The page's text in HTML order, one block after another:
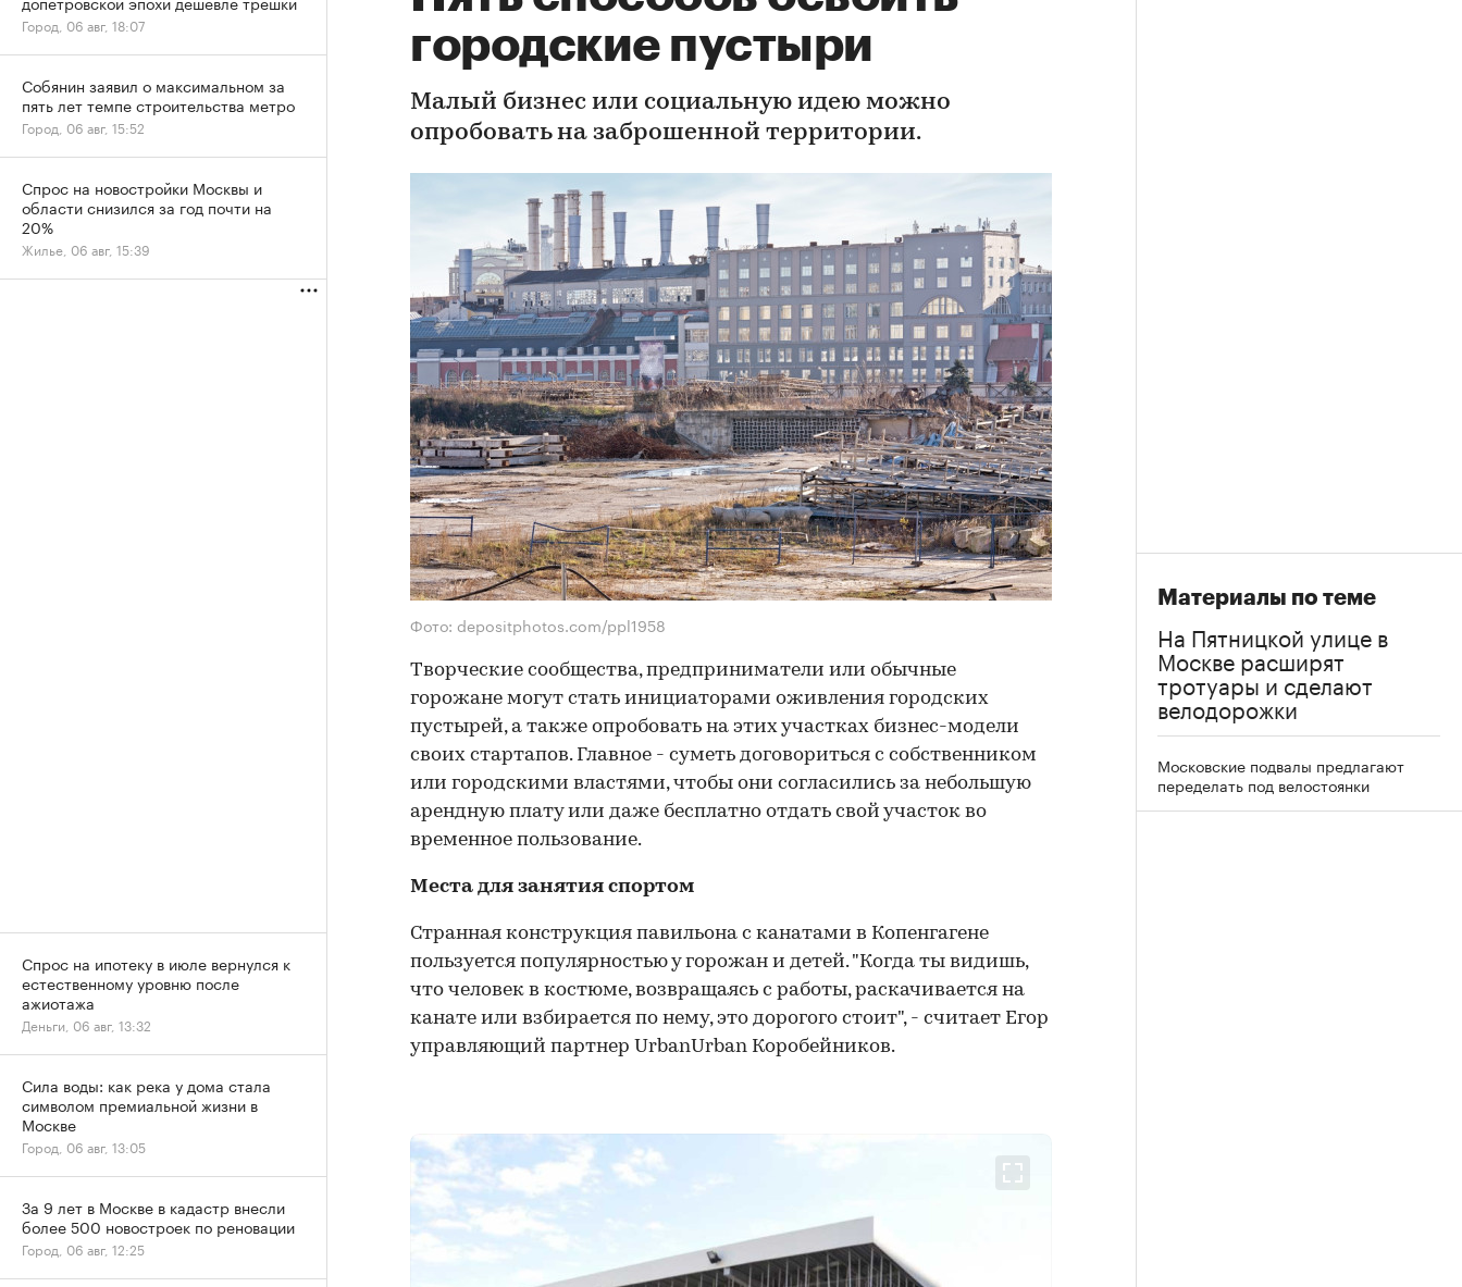
городские пустыри
Малый бизнес или социальную идею можно
опробовать на заброшенной территории.
Фото: depositphotos.com/ppl1958
Творческие сообщества, предприниматели или обычные
горожане могут стать инициаторами оживления городских
пустырей, а также опробовать на этих участках бизнес-модели
своих стартапов. Главное - суметь договориться с собственником
или городскими властями, чтобы они согласились за небольшую
арендную плату или даже бесплатно отдать свой участок во
временное пользование.
Места для занятия спортом
Странная конструкция павильона с канатами в Копенгагене
пользуется популярностью у горожан и детей. "Когда ты видишь,
что человек в костюме, возвращаясь с работы, раскачивается на
канате или взбирается по нему, это дорогого стоит", - считает Егор
управляющий партнер UrbanUrban Коробейников.
Материалы по теме
На Пятницкой улице в
Москве расширят
тротуары и сделают
велодорожки
Московские подвалы предлагают
переделать под велостоянки
Город, 06 авг, 18:07
Собянин заявил о максимальном за
пять лет темпе строительства метро
Город, 06 авг, 15:52
Спрос на новостройки Москвы и
области снизился за год почти на
20%
Жилье, 06 авг, 15:39
Спрос на ипотеку в июле вернулся к
естественному уровню после
ажиотажа
Деньги, 06 авг, 13:32
Сила воды: как река у дома стала
символом премиальной жизни в
Москве
Город, 06 авг, 13:05
За 9 лет в Москве в кадастр внесли
более 500 новостроек по реновации
Город, 06 авг, 12:25